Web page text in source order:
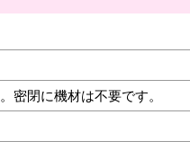
密閉に機材は不要です。